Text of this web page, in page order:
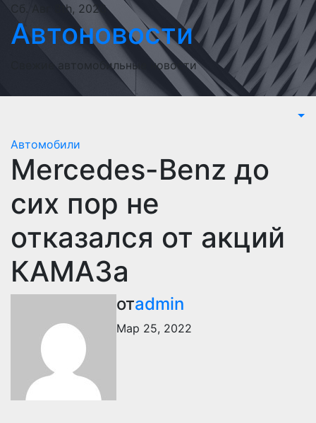
Перейти
содержимому
Сб. Авг 8th, 2026
Автоновости
Свежие автомобильные новости
Автомобили
Mercedes-Benz до
сих пор не
отказался от акций
КАМАЗа
отadmin
Мар 25, 2022